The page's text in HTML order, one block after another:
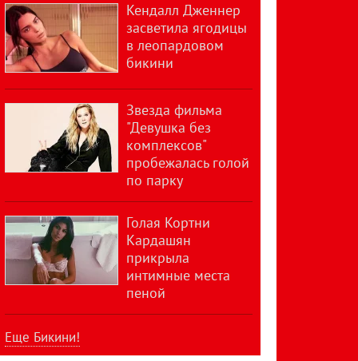
Кендалл Дженнер
засветила ягодицы
в леопардовом
бикини
Звезда фильма
"Девушка без
комплексов"
пробежалась голой
по парку
Голая Кортни
Кардашян
прикрыла
интимные места
пеной
Еще Бикини!